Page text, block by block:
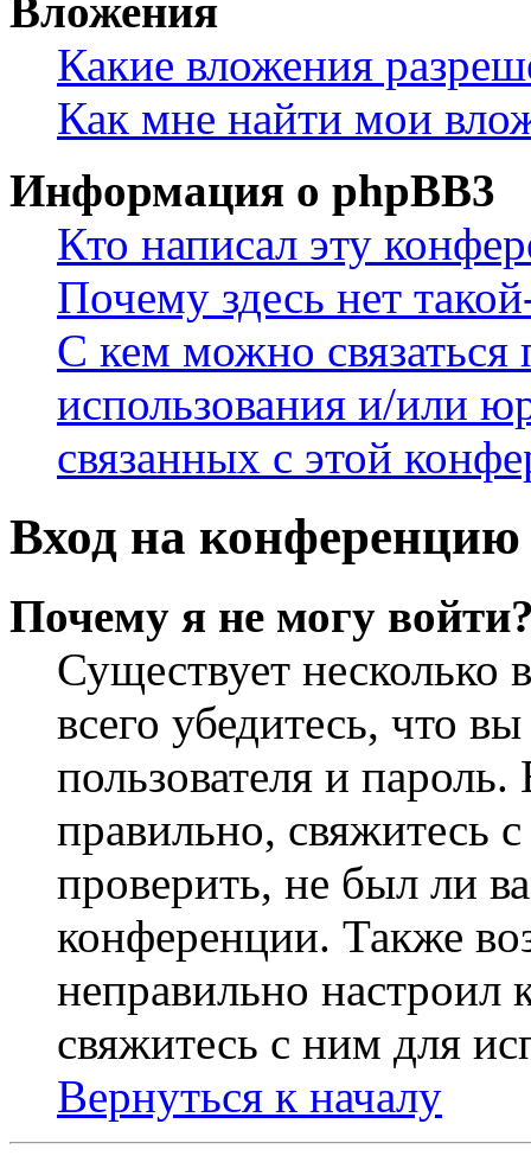
Вложения
Какие вложения
Как мне найти мои
Информация о phpBB3
Кто написал эту
Почему здесь нет
С кем можно связаться
использования и/или
связанных с этой
Вход на конференцию
Почему я не могу
Существует
всего убедитесь, что
пользователя и
правильно, свяжитесь
проверить, не был ли
конференции. Также
неправильно
свяжитесь с ним для
Вернуться к началу